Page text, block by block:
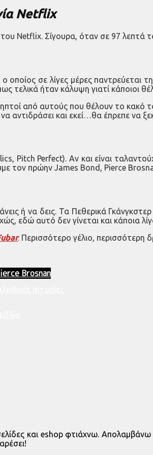
Netflix
Netflix. Σίγουρα, όταν σε 97 λεπτά
οποίος σε λίγες μέρες
τελικά ήταν κάλυψη γιατί κάποιοι
από αυτούς που θέλουν το κακό
να αντιδράσει και εκεί…θα έπρεπε να
Pitch Perfect). Αν και είναι
τον πρώην James Bond, Pierce
ή να δεις. Τα Πεθερικά
εδώ αυτό δεν γίνεται και κάποια
. Περισσότερο γέλιο, περισσότερη
Brosnan
και eshop φτιάχνω.